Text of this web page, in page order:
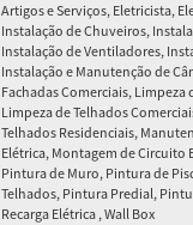
Artigos e Serviços, Eletricista,
Instalação de Chuveiros,
Instalação de Ventiladores,
Instalação e Manutenção de
Fachadas Comerciais, Limpeza
Limpeza de Telhados
Telhados Residenciais,
Elétrica, Montagem de Circuito
Pintura de Muro, Pintura de
Telhados, Pintura Predial,
Recarga Elétrica , Wall Box